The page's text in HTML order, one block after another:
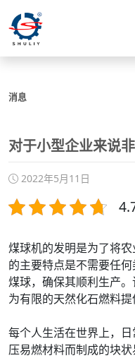
消息
对于小型企业来说
2022年5月11日
煤球机的发明是为了将
的主要特点是不需要任
煤球，确保其顺利生产
为有限的天然化石燃料提
每个人生活在世界上，
压易燃材料而制成的块